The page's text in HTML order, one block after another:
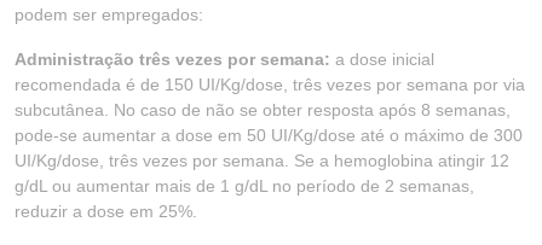
podem ser empregados:
Administração três vezes por semana: a dose inicial
recomendada é de 150 UI/Kg/dose, três vezes por semana por via
subcutânea. No caso de não se obter resposta após 8 semanas,
pode-se aumentar a dose em 50 UI/Kg/dose até o máximo de 300
UI/Kg/dose, três vezes por semana. Se a hemoglobina atingir 12
g/dL ou aumentar mais de 1 g/dL no período de 2 semanas,
reduzir a dose em 25%.